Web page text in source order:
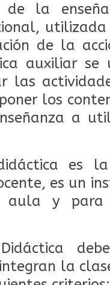
de la
de la
auxiliar
las
los
a
es
es un
aula y
la